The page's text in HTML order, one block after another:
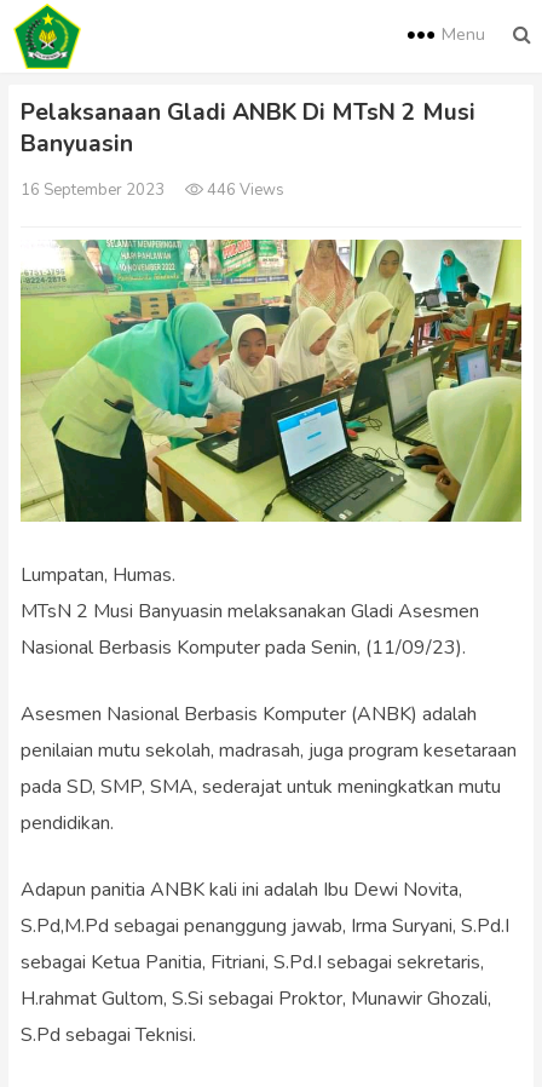
Menu
Pelaksanaan Gladi ANBK Di MTsN 2 Musi
Banyuasin
16 September 2023 446 Views
Lumpatan, Humas.
MTsN 2 Musi Banyuasin melaksanakan Gladi Asesmen
Nasional Berbasis Komputer pada Senin, (11/09/23).
Asesmen Nasional Berbasis Komputer (ANBK) adalah
penilaian mutu sekolah, madrasah, juga program kesetaraan
pada SD, SMP, SMA, sederajat untuk meningkatkan mutu
pendidikan.
Adapun panitia ANBK kali ini adalah Ibu Dewi Novita,
S.Pd,M.Pd sebagai penanggung jawab, Irma Suryani, S.Pd.I
sebagai Ketua Panitia, Fitriani, S.Pd.I sebagai sekretaris,
H.rahmat Gultom, S.Si sebagai Proktor, Munawir Ghozali,
S.Pd sebagai Teknisi.